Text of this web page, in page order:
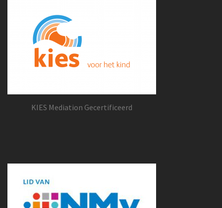
KIES Mediation Gecertificeerd